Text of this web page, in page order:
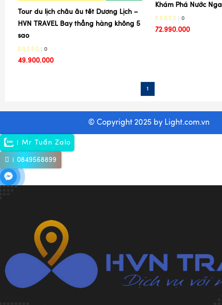
Tour du lịch châu âu tết Dương Lịch –
HVN TRAVEL Bay thẳng hàng không 5
sao
0
49.900.000
Khám Phá Nước
0
72.990.000
1
© Copyright 2025 by Light.com.vn
Mr Tuấn Zalo
0849568899